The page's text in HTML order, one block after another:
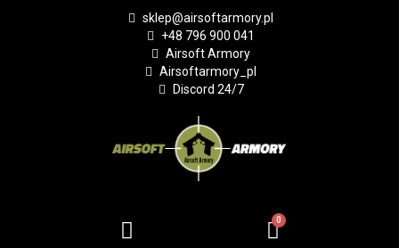
sklep@airsoftarmory.pl
+48 796 900 041
Airsoft Armory
Airsoftarmory_pl
Discord 24/7